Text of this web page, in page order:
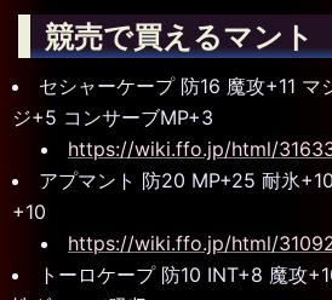
競売で買えるマント
セシャーケープ 防16 魔攻+11 マ
ジ+5 コンサーブMP+3
https://wiki.ffo.jp/html/
アプマント 防20 MP+25 耐氷
+10
https://wiki.ffo.jp/html/
トーロケープ 防10 INT+8 魔攻